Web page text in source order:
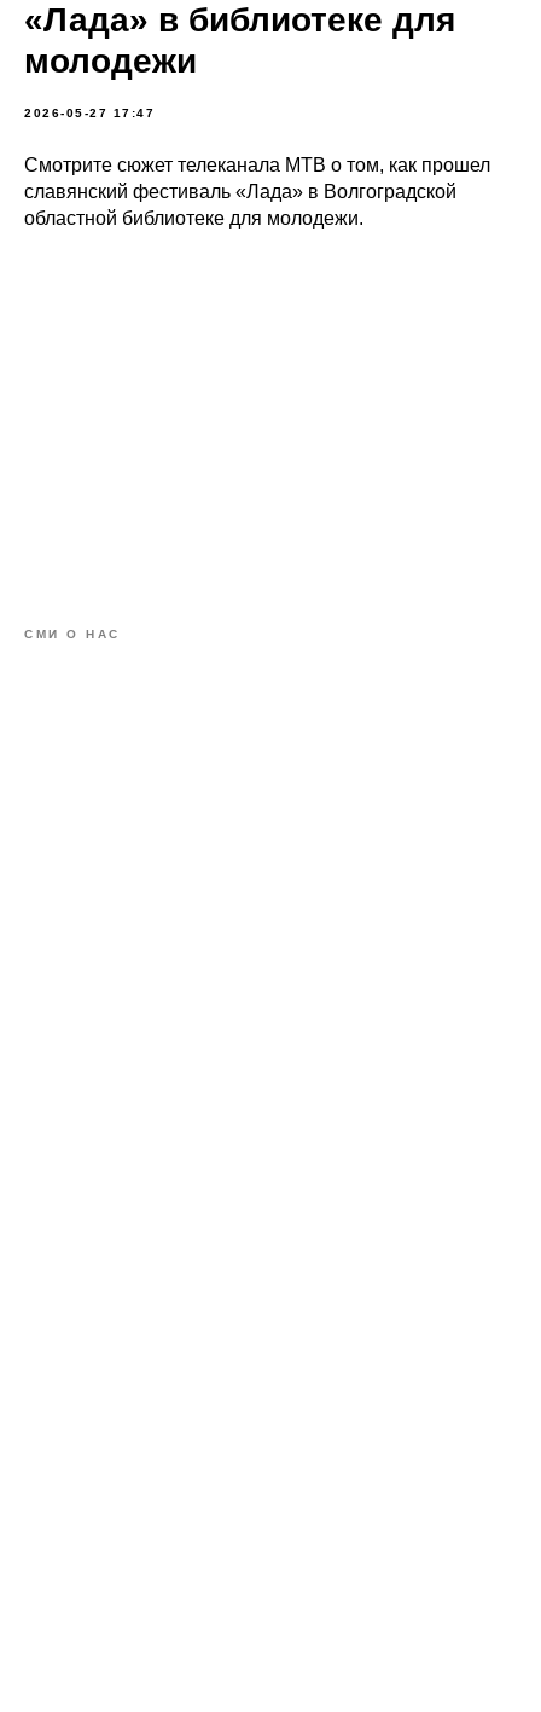
«Лада» в библиотеке для
молодежи
2026-05-27 17:47
Смотрите сюжет телеканала МТВ о том, как прошел
славянский фестиваль «Лада» в Волгоградской
областной библиотеке для молодежи.
СМИ О НАС